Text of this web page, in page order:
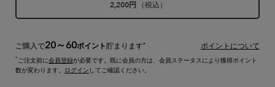
選択済み
2,200円 （税込）
, 1/1
ご購入で20～60ポイント貯まります* ポイントについて
* ご注文前に会員登録が必要です。既に会員の方は、会員ステータスにより獲得ポイント
数が変わります。
ログイン してご確認ください。